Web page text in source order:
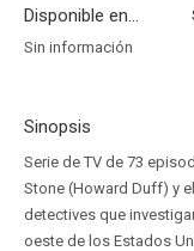
Disponible en...
Sin información
Sinopsis
Serie de TV de 73
Stone (Howard Duff) y
detectives que
oeste de los Estados